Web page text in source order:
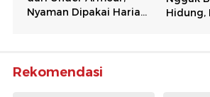
Rekomendasi